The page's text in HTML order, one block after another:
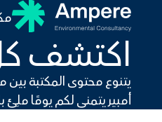
اكتشف
يتنوع محتوى المكتبة بين
أمبير يتمنى لكم يومًا ملِئ